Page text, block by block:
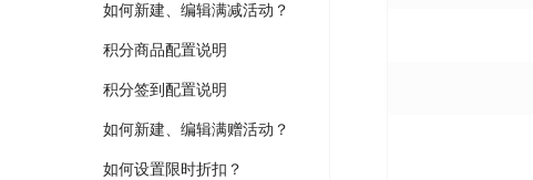
如何新建、编辑满减活动？
积分商品配置说明
积分签到配置说明
如何新建、编辑满赠活动？
如何设置限时折扣？